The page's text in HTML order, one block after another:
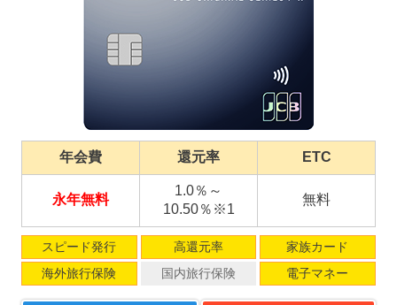
年会費 還元率 ETC
永年無料
1.0％～
10.50％※1
無料
スピード発行 高還元率
家族カード
海外旅行保険
国内旅行保険 電子マネー